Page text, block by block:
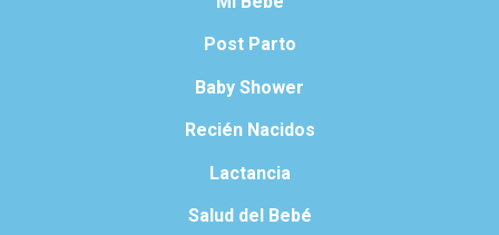
Post Parto
Baby Shower
Recién Nacidos
Lactancia
Salud del Bebé